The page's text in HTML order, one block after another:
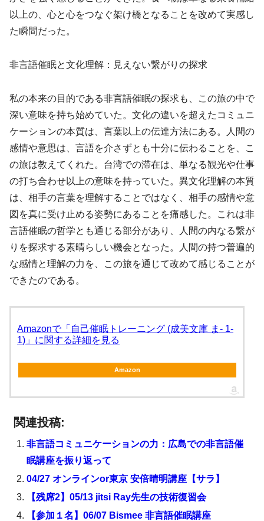
以上の、心と心をつなぐ架け橋となることを改めて実感し
た瞬間だった。
非言語催眠と文化理解：見えない繋がりの探求
私の本来の目的である非言語催眠の探求も、この旅の中で
深い意味を持ち始めていた。文化の違いを超えたコミュニ
ケーションの本質は、言葉以上の伝達方法にある。人間の
感情や意思は、言語を介さずとも十分に伝わることを、こ
の旅は教えてくれた。台湾での滞在は、単なる観光や仕事
の打ち合わせ以上の意味を持っていた。異文化理解の本質
は、相手の言葉を理解することではなく、相手の感情や意
図を真に受け止める姿勢にあることを痛感した。これは非
言語催眠の哲学とも通じる部分があり、人間の内なる繋が
りを探求する素晴らしい機会となった。人間の持つ普遍的
な感情と理解の力を、この旅を通じて改めて感じることが
できたのである。
Amazonで「自己催眠トレーニング (成美文庫 ま- 1-
1)」に関する詳細を見る
Amazon
関連投稿:
非言語コミュニケーションの力：広島での非言語催
眠講座を振り返って
04/27 オンラインor東京 安倍晴明講座【サラ】
【残席2】05/13 jitsi Ray先生の技術復習会
【参加１名】06/07 Bismee 非言語催眠講座